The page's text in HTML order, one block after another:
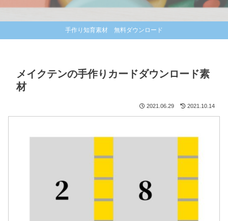
手作り知育素材 無料ダウンロード
メイクテンの手作りカードダウンロード素
材
2021.06.29 2021.10.14